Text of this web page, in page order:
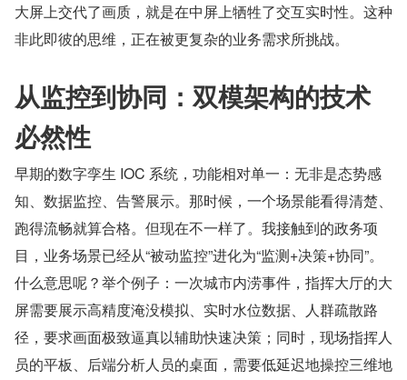
大屏上交代了画质，就是在中屏上牺牲了交互实时性。这种
非此即彼的思维，正在被更复杂的业务需求所挑战。
从监控到协同：双模架构的技术
必然性
早期的数字孪生 IOC 系统，功能相对单一：无非是态势感
知、数据监控、告警展示。那时候，一个场景能看得清楚、
跑得流畅就算合格。但现在不一样了。我接触到的政务项
目，业务场景已经从“被动监控”进化为“监测+决策+协同”。
什么意思呢？举个例子：一次城市内涝事件，指挥大厅的大
屏需要展示高精度淹没模拟、实时水位数据、人群疏散路
径，要求画面极致逼真以辅助快速决策；同时，现场指挥人
员的平板、后端分析人员的桌面，需要低延迟地操控三维地